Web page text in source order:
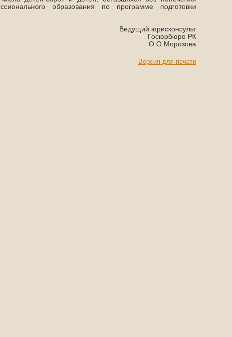
образования по программе подготовки
Ведущий юрисконсульт
Госюрбюро РК
О.О.Морозова
Версия для печати